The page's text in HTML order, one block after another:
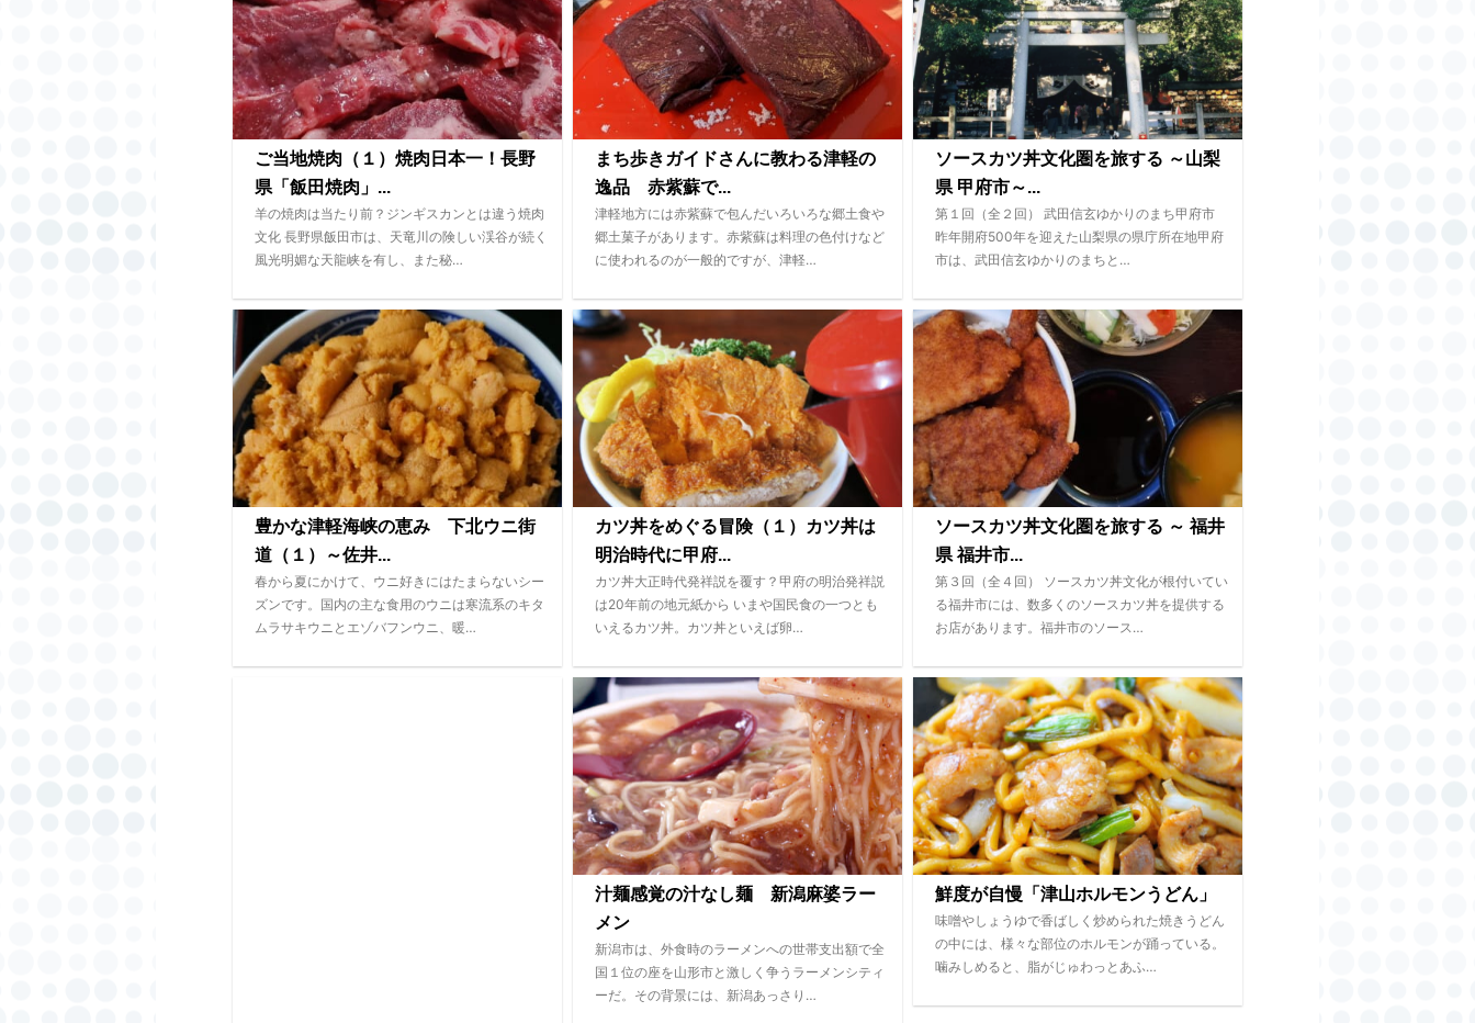
ご当地焼肉（１）焼肉日本一！長野
県「飯田焼肉」...
羊の焼肉は当たり前？ジンギスカンとは違う焼肉
文化 長野県飯田市は、天竜川の険しい渓谷が続く
風光明媚な天龍峡を有し、また秘…
まち歩きガイドさんに教わる津軽の
逸品 赤紫蘇で...
津軽地方には赤紫蘇で包んだいろいろな郷土食や
郷土菓子があります。赤紫蘇は料理の色付けなど
に使われるのが一般的ですが、津軽…
ソースカツ丼文化圏を旅する ～山梨
県 甲府市～...
第１回（全２回） 武田信玄ゆかりのまち甲府市
昨年開府500年を迎えた山梨県の県庁所在地甲府
市は、武田信玄ゆかりのまちと…
豊かな津軽海峡の恵み 下北ウニ街
道（１）～佐井...
春から夏にかけて、ウニ好きにはたまらないシー
ズンです。国内の主な食用のウニは寒流系のキタ
ムラサキウニとエゾバフンウニ、暖…
カツ丼をめぐる冒険（１）カツ丼は
明治時代に甲府...
カツ丼大正時代発祥説を覆す？甲府の明治発祥説
は20年前の地元紙から いまや国民食の一つとも
いえるカツ丼。カツ丼といえば卵…
ソースカツ丼文化圏を旅する ～ 福井
県 福井市...
第３回（全４回） ソースカツ丼文化が根付いてい
る福井市には、数多くのソースカツ丼を提供する
お店があります。福井市のソース…
汁麺感覚の汁なし麺 新潟麻婆ラー
メン
新潟市は、外食時のラーメンへの世帯支出額で全
国１位の座を山形市と激しく争うラーメンシティ
ーだ。その背景には、新潟あっさり…
鮮度が自慢「津山ホルモンうどん」
味噌やしょうゆで香ばしく炒められた焼きうどん
の中には、様々な部位のホルモンが踊っている。
噛みしめると、脂がじゅわっとあふ…